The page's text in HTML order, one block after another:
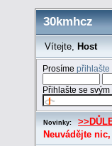
30kmhcz
Vítejte, Host
Prosímepřihlašte
Přihlašte se
Novinky:
Neuvádějte